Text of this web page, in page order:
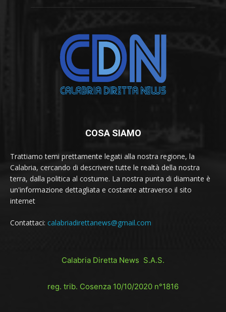
COSA SIAMO
Trattiamo temi prettamente legati alla nostra regione, la
Calabria, cercando di descrivere tutte le realtà della nostra
terra, dalla politica al costume. La nostra punta di diamante è
un'informazione dettagliata e costante attraverso il sito
internet
Contattaci: calabriadirettanews@gmail.com
Calabria Diretta News S.A.S.
reg. trib. Cosenza 10/10/2020 n°1816